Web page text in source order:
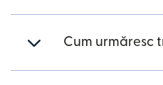
Cum urmăresc